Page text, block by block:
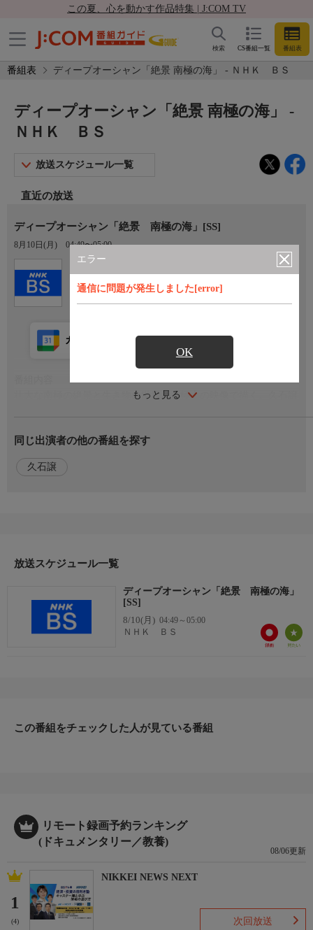
この夏、心を動かす作品特集 | J:COM TV
CS番組一覧 番組表
検索
番組表 ディープオーシャン「絶景 南極の海」 - ＮＨＫ ＢＳ
エラー
通信に問題が発生しました[error]
OK
ディープオーシャン「絶景 南極の海」 -
ＮＨＫ ＢＳ
放送スケジュール一覧
直近の放送
ディープオーシャン「絶景 南極の海」[SS]
8月10日(月) 04:49〜05:00
もっと見る
カレンダー登録 アプリ視聴
壮大な南極の絶景と生き物の世界を、極上の映像で描く。久石譲
す南極の海。その下にはどんな世界が広がっているのか?世界初
の有人潜水艇での本格的深海生物調査に挑戦。10mのダイオウク
ラゲ、神秘的に輝く巨大イカにも遭遇。そこには、驚くほどカラ
同じ出演者の他の番組を探す
久石譲
放送スケジュール一覧
ディープオーシャン「絶景 南極の海」
[SS]
8/10(月) 04:49～05:00
ＮＨＫ ＢＳ
この番組をチェックした人が見ている番組
リモート録画予約ランキング
(ドキュメンタリー／教養)
08/06更新
1
(4)
NIKKEI NEWS NEXT
次回放送